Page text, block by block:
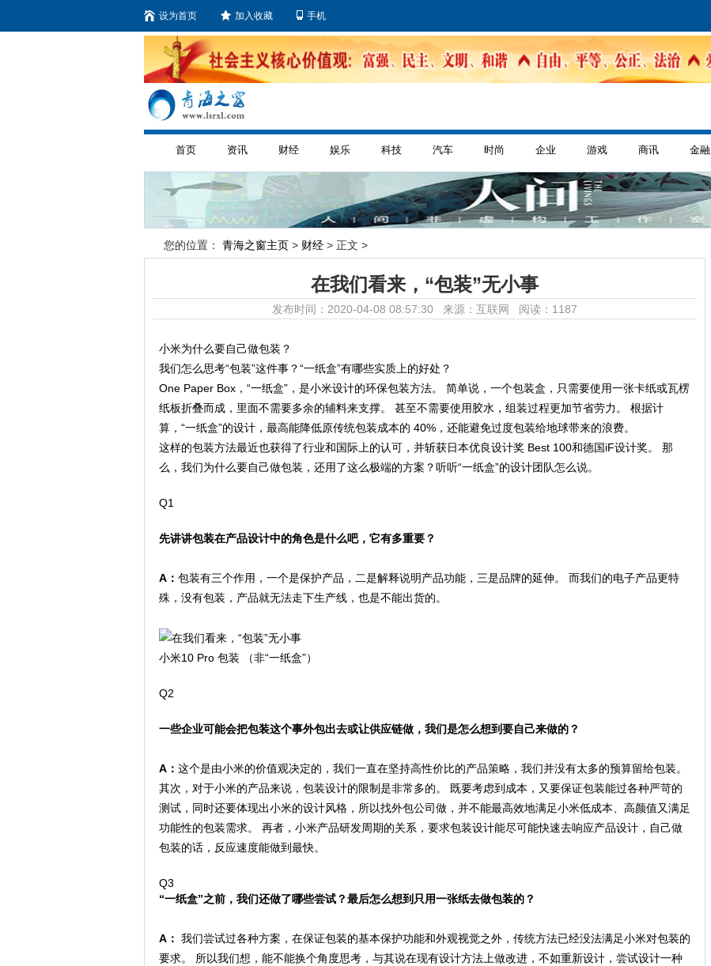
设为首页 加入收藏 手机
首页 资讯 财经 娱乐 科技 汽车 时尚 企业 游戏 商讯 金融
您的位置： 青海之窗主页 > 财经 > 正文 >
在我们看来，“包装”无小事
发布时间：2020-04-08 08:57:30 来源：互联网 阅读：1187
小米为什么要自己做包装？
我们怎么思考“包装”这件事？“一纸盒”有哪些实质上的好处？
One Paper Box，“一纸盒”，是小米设计的环保包装方法。 简单说，一个包装盒，只需要使用一张卡纸或瓦楞
纸板折叠而成，里面不需要多余的辅料来支撑。 甚至不需要使用胶水，组装过程更加节省劳力。 根据计
算，“一纸盒”的设计，最高能降低原传统包装成本的 40%，还能避免过度包装给地球带来的浪费。
这样的包装方法最近也获得了行业和国际上的认可，并斩获日本优良设计奖 Best 100和德国iF设计奖。 那
么，我们为什么要自己做包装，还用了这么极端的方案？听听“一纸盒”的设计团队怎么说。
Q1
先讲讲包装在产品设计中的角色是什么吧，它有多重要？
A： 包装有三个作用，一个是保护产品，二是解释说明产品功能，三是品牌的延伸。 而我们的电子产品更特
殊，没有包装，产品就无法走下生产线，也是不能出货的。
小米10 Pro 包装 （非“一纸盒”）
Q2
一些企业可能会把包装这个事外包出去或让供应链做，我们是怎么想到要自己来做的？
A： 这个是由小米的价值观决定的，我们一直在坚持高性价比的产品策略，我们并没有太多的预算留给包装。
其次，对于小米的产品来说，包装设计的限制是非常多的。 既要考虑到成本，又要保证包装能过各种严苛的
测试，同时还要体现出小米的设计风格，所以找外包公司做，并不能最高效地满足小米低成本、高颜值又满足
功能性的包装需求。 再者，小米产品研发周期的关系，要求包装设计能尽可能快速去响应产品设计，自己做
包装的话，反应速度能做到最快。
Q3
“一纸盒”之前，我们还做了哪些尝试？最后怎么想到只用一张纸去做包装的？
A： 我们尝试过各种方案，在保证包装的基本保护功能和外观视觉之外，传统方法已经没法满足小米对包装的
要求。 所以我们想，能不能换个角度思考，与其说在现有设计方法上做改进，不如重新设计，尝试设计一种